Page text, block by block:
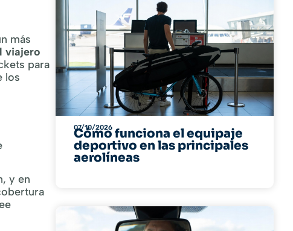
más
viajero
para
los
y en
07/10/2026
Cómo funciona el equipaje
deportivo en las principales
aerolíneas